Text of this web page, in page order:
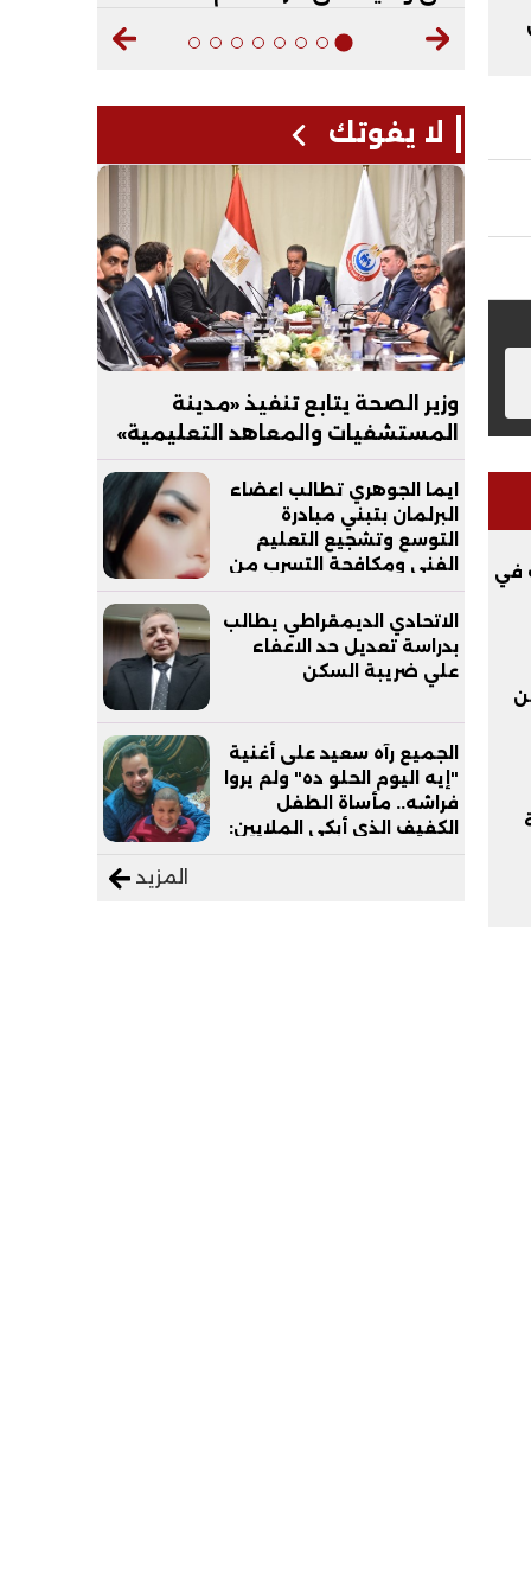
في
لا يفوتك
وزير الصحة يتابع تنفيذ «مدينة
المستشفيات والمعاهد التعليمية»
بالعاصمة الجديدة
ايما الجوهري تطالب اعضاء
البرلمان بتبني مبادرة
التوسع وتشجيع التعليم
الفني ومكافحة التسرب من
التعليم
الاتحادي الديمقراطي يطالب
بدراسة تعديل حد الاعفاء
علي ضريبة السكن
الجميع رآه سعيد على أغنية
"إيه اليوم الحلو ده" ولم يروا
فراشه.. مأساة الطفل
الكفيف الذي أبكى الملايين:
المزيد